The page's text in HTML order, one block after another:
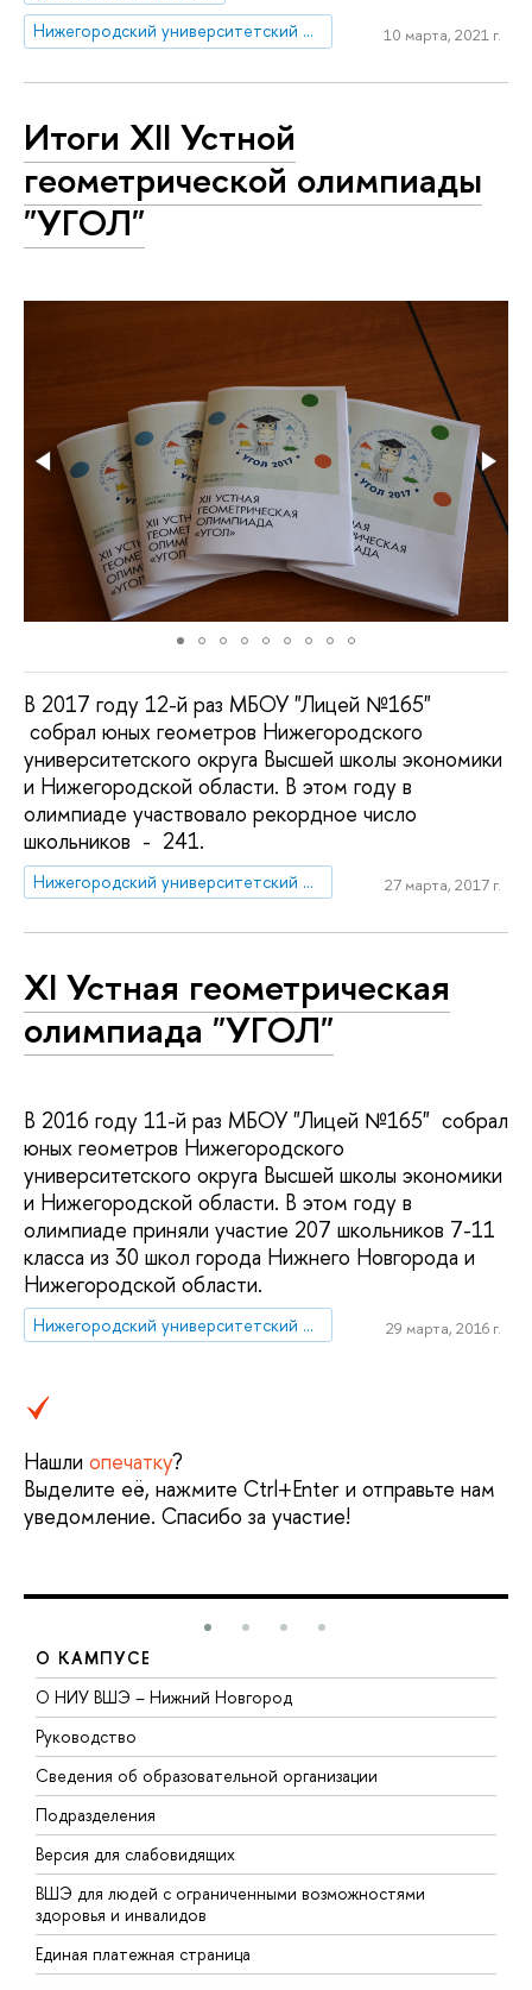
Нижегородский университетский округ НИУ ВШЭ
10 марта, 2021 г.
Итоги XII Устной
геометрической олимпиады
"УГОЛ"
В 2017 году 12-й раз МБОУ "Лицей №165"
собрал юных геометров Нижегородского
университетского округа Высшей школы экономики
и Нижегородской области. В этом году в
олимпиаде участвовало рекордное число
школьников - 241.
Нижегородский университетский округ НИУ ВШЭ 27 марта, 2017 г.
XI Устная геометрическая
олимпиада "УГОЛ"
В 2016 году 11-й раз МБОУ "Лицей №165" собрал
юных геометров Нижегородского
университетского округа Высшей школы экономики
и Нижегородской области. В этом году в
олимпиаде приняли участие 207 школьников 7-11
класса из 30 школ города Нижнего Новгорода и
Нижегородской области.
Нижегородский университетский округ НИУ ВШЭ 29 марта, 2016 г.
Нашли опечатку?
Выделите её, нажмите Ctrl+Enter и отправьте нам
уведомление. Спасибо за участие!
О КАМПУСЕ
О НИУ ВШЭ – Нижний Новгород
Руководство
Сведения об образовательной организации
Подразделения
Версия для слабовидящих
ВШЭ для людей с ограниченными возможностями
здоровья и инвалидов
Единая платежная страница